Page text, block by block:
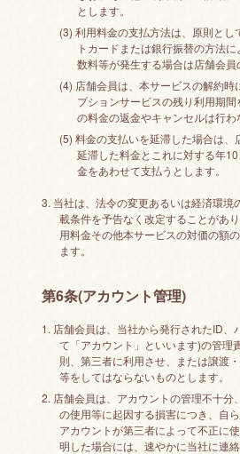
とします。
(3) 利用料金の支払方法は、原則とし
トカードまたは銀行振替の方法
数料等が発生する場合は店舗会員
(4) 店舗会員は、本サービスの解約時
プションサービスの残り利用期
の料金の返金やキャンセルは行わ
(5) 料金の支払いを延滞した場合は、
延滞した料金とこれに対する年
金をあわせて支払うとします。
3. 当社は、法令の変更あるいは経済環境
載条件を予告なく改定することがあ
用料金その他本サービスの対価の額
ます。
第6条(アカウント管理)
1. 店舗会員は、当社から発行されたID、
て「アカウント」といいます)の管理
則、第三者に利用させ、または譲渡
等をしてはならないものとします。
2. 店舗会員は、アカウントの管理不十分
の使用等に起因する損害につき、自ら
アカウントが第三者によって不正に
明した場合には、速やかに当社に連絡